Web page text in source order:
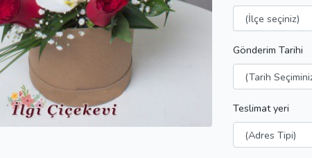
Gönderim Tarihi
Teslimat yeri